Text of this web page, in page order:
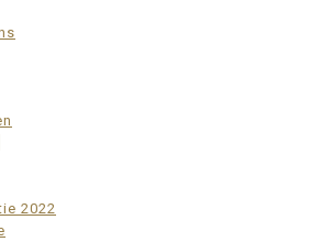
2022